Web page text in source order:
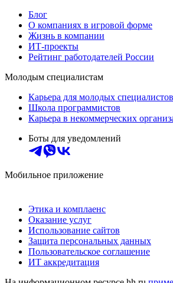
Блог
О компаниях в игровой форме
Жизнь в компании
ИТ-проекты
Рейтинг работодателей России
Молодым специалистам
Карьера для молодых специалистов
Школа программистов
Карьера в некоммерческих
Боты для уведомлений
Мобильное приложение
Этика и комплаенс
Оказание услуг
Использование сайтов
Защита персональных данных
Пользовательское соглашение
ИТ аккредитация